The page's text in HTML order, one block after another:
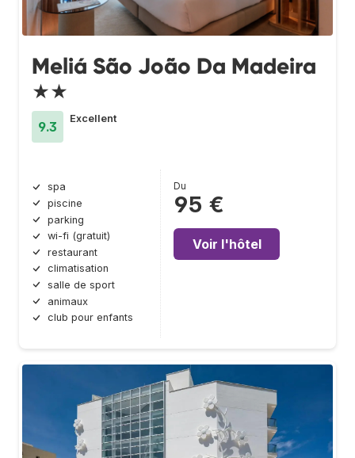
Meliá São João Da Madeira
★★
9.3
Excellent
spa
piscine
parking
wi-fi (gratuit)
restaurant
climatisation
salle de sport
animaux
club pour enfants
Du
95 €
Voir l'hôtel